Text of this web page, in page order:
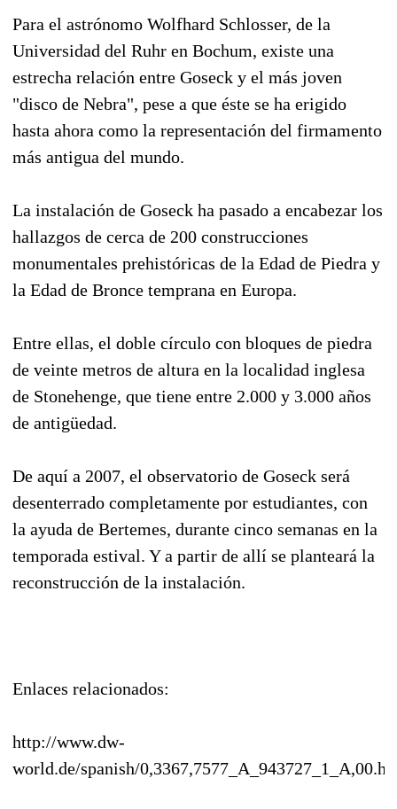
Para el astrónomo Wolfhard Schlosser, de la
Universidad del Ruhr en Bochum, existe una
estrecha relación entre Goseck y el más joven
"disco de Nebra", pese a que éste se ha erigido
hasta ahora como la representación del firmamento
más antigua del mundo.
La instalación de Goseck ha pasado a encabezar los
hallazgos de cerca de 200 construcciones
monumentales prehistóricas de la Edad de Piedra y
la Edad de Bronce temprana en Europa.
Entre ellas, el doble círculo con bloques de piedra
de veinte metros de altura en la localidad inglesa
de Stonehenge, que tiene entre 2.000 y 3.000 años
de antigüedad.
De aquí a 2007, el observatorio de Goseck será
desenterrado completamente por estudiantes, con
la ayuda de Bertemes, durante cinco semanas en la
temporada estival. Y a partir de allí se planteará la
reconstrucción de la instalación.
Enlaces relacionados:
http://www.dw-
world.de/spanish/